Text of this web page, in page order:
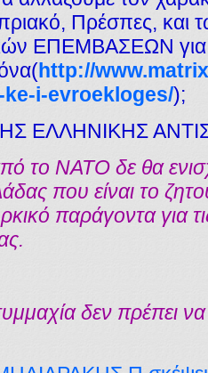
Πρέσπες, και
ΕΠΕΜΒΑΣΕΩΝ για
http://
i-evroekloges/);
ΕΛΛΗΝΙΚΗΣ
ΝΑΤΟ δε θα
που είναι το
παράγοντα για
δεν πρέπει